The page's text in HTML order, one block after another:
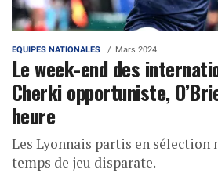
EQUIPES NATIONALES Mars 2024
Le week-end des
Cherki opportuniste,
heure
Les Lyonnais partis en sélection
temps de jeu disparate.